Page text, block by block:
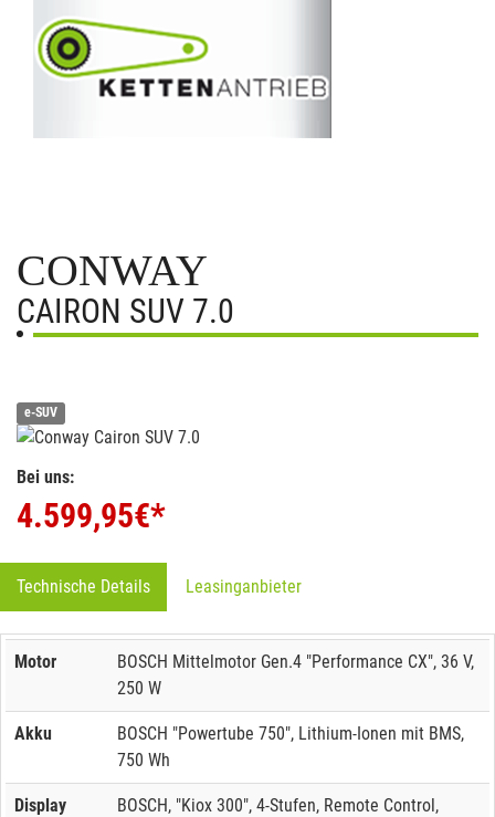
CONWAY
CAIRON SUV 7.0
e-SUV
Bei uns:
4.599,95€*
Technische Details Leasinganbieter
Motor
BOSCH Mittelmotor Gen.4 "Performance CX", 36 V,
250 W
Akku
BOSCH "Powertube 750", Lithium-Ionen mit BMS,
750 Wh
Display
BOSCH, "Kiox 300", 4-Stufen, Remote Control,